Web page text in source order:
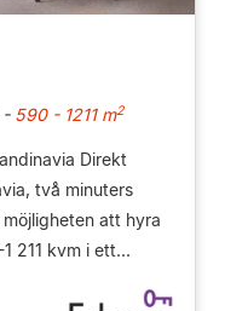
-590 - 1211 m2
Direkt
två minuters
att hyra
211 kvm i ett...